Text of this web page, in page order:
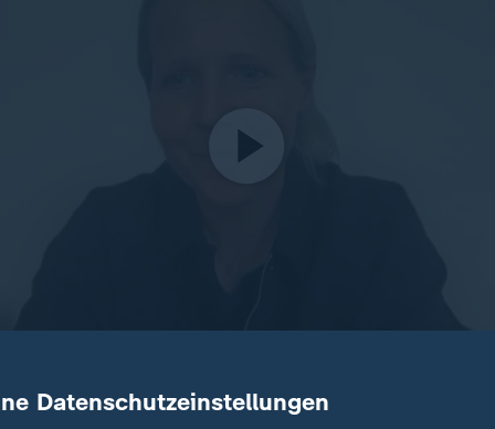
Friederike Kromp spricht über die Turnierchancen
Datenschutzeinstellungen